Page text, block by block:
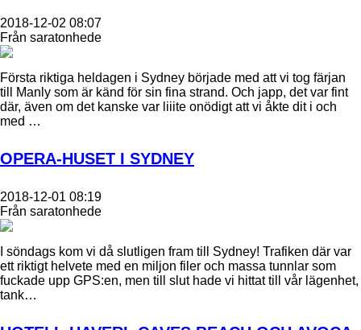
2018-12-02 08:07
Från saratonhede
Första riktiga heldagen i Sydney började med att vi tog färjan
till Manly som är känd för sin fina strand. Och japp, det var fint
där, även om det kanske var liiite onödigt att vi åkte dit i och
med …
OPERA-HUSET I SYDNEY
2018-12-01 08:19
Från saratonhede
I söndags kom vi då slutligen fram till Sydney! Trafiken där var
ett riktigt helvete med en miljon filer och massa tunnlar som
fuckade upp GPS:en, men till slut hade vi hittat till vår lägenhet,
tank…